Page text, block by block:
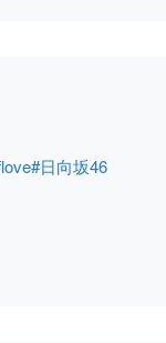
#日向坂46